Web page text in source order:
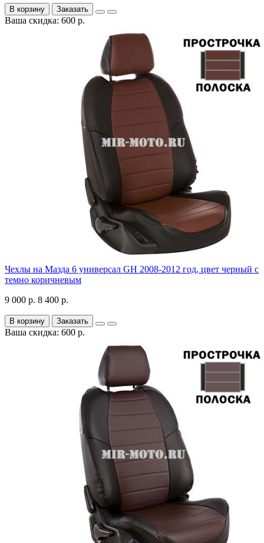
В корзину Заказать
Ваша скидка: 600 р.
Чехлы на Мазда 6 универсал GH 2008-2012 год, цвет черный с
темно коричневым
9 000 р. 8 400 р.
В корзину Заказать
Ваша скидка: 600 р.